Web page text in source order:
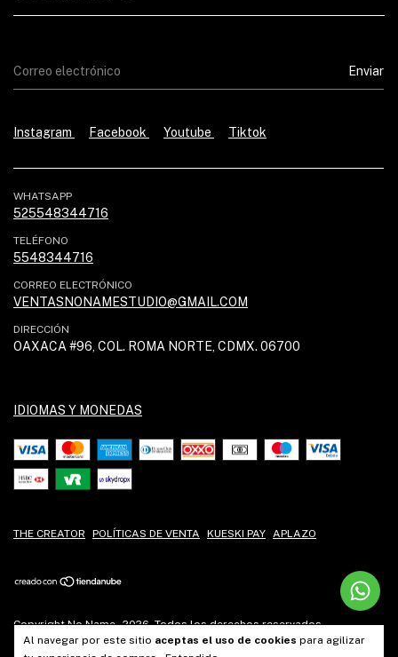
Al navegar por este sitio aceptas el uso de cookies para agilizar
Instagram Facebook Youtube Tiktok
WHATSAPP
525548344716
TELÉFONO
5548344716
CORREO ELECTRÓNICO
VENTASNONAMESTUDIO@GMAIL.COM
DIRECCIÓN
OAXACA #96, COL. ROMA NORTE, CDMX. 06700
IDIOMAS Y MONEDAS
THE CREATOR POLÍTICAS DE VENTA KUESKI PAY APLAZO
Copyright No Name - 2026. Todos los derechos reservados.